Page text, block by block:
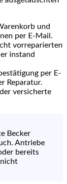
und
per E-Mail.
vorreparierten
instand
per E-
Reparatur.
versicherte
Becker
Antriebe
bereits